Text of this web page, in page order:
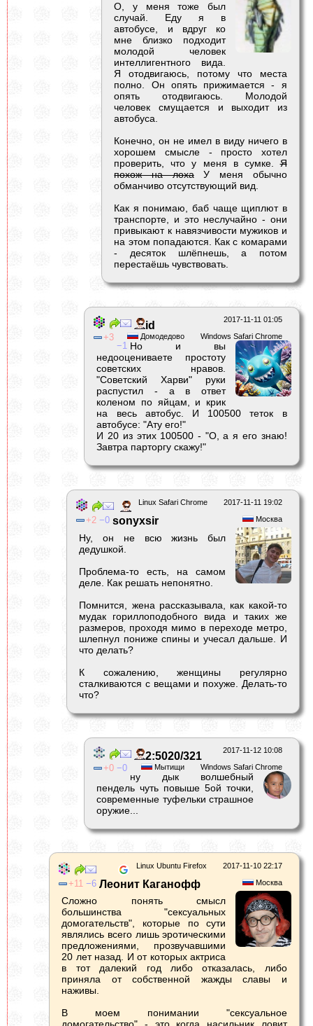
О, у меня тоже был
случай. Еду я в
автобусе, и вдруг ко
мне близко подходит
молодой человек
интеллигентного вида.
Я отодвигаюсь, потому что места
полно. Он опять прижимается - я
опять отодвигаюсь. Молодой
человек смущается и выходит из
автобуса.
Конечно, он не имел в виду ничего в
хорошем смысле - просто хотел
проверить, что у меня в сумке.Я
похож на лохаУ меня обычно
обманчиво отсутствующий вид.
Как я понимаю, баб чаще щиплют в
транспорте, и это неслучайно - они
привыкают к навязчивости мужиков и
на этом попадаются. Как с комарами
- десяток шлёпнешь, а потом
перестаёшь чувствовать.
2017-11-11 01:05
Windows Safari Chrome
Домодедово
3
1
id
Но и вы
недооцениваете простоту
советских нравов.
"Советский Харви" руки
распустил - а в ответ
коленом по яйцам, и крик
на весь автобус. И 100500 теток в
автобусе: "Ату его!"
И 20 из этих 100500 - "О, а я его знаю!
Завтра парторгу скажу!"
2017-11-11 19:02
Linux Safari Chrome
Москва
2 0 sonyxsir
Ну, он не всю жизнь был
дедушкой.
Проблема-то есть, на самом
деле. Как решать непонятно.
Помнится, жена рассказывала, как какой-то
мудак гориллоподобного вида и таких же
размеров, проходя мимо в переходе метро,
шлепнул пониже спины и учесал дальше. И
что делать?
К сожалению, женщины регулярно
сталкиваются с вещами и похуже. Делать-то
что?
2017-11-12 10:08
Windows Safari Chrome
Мытищи
0 0
2:5020/321
ну дык волшебный
пендель чуть повыше 5ой точки,
современные туфельки страшное
оружие...
2017-11-10 22:17
Linux Ubuntu Firefox
Москва
11 6 Леонит Каганофф
Сложно понять смысл
большинства "сексуальных
домогательств", которые по сути
являлись всего лишь эротическими
предложениями, прозвучавшими
20 лет назад. И от которых актриса
в тот далекий год либо отказалась, либо
приняла от собственной жажды славы и
наживы.
В моем понимании "сексуальное